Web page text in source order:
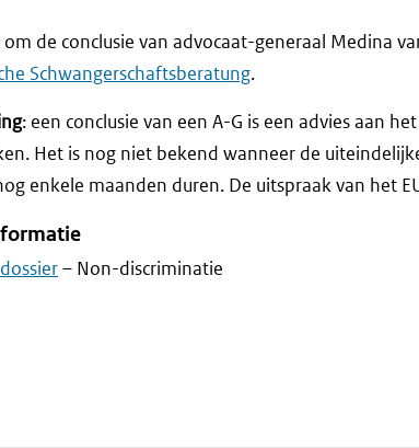
de conclusie van advocaat-generaal Medina
Schwangerschaftsberatung.
: een conclusie van een A-G is een advies aan
Het is nog niet bekend wanneer de
enkele maanden duren. De uitspraak van het
– Non-discriminatie